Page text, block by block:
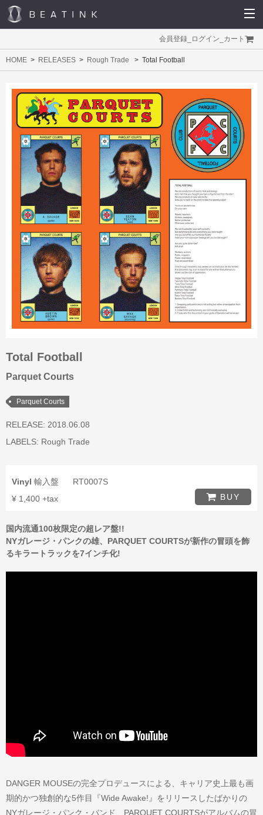
会員登録 ログイン カート
HOME RELEASES Rough Trade Total Football
Total Football
Parquet Courts
Parquet Courts
RELEASE: 2018.06.08
LABELS: Rough Trade
Vinyl 輸入盤
RT0007S
¥ 1,400 +tax
BUY
国内流通100枚限定の超レア盤!!
NYガレージ・パンクの雄、PARQUET COURTSが新作の冒頭を飾
るキラートラックを7インチ化!
DANGER MOUSEの完全プロデュースによる、キャリア史上最も画
期的かつ独創的な5作目『Wide Awake!』をリリースしたばかりの
NYガレージ・パンク・バンド、PARQUET COURTSがアルバムの冒